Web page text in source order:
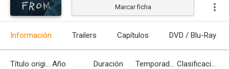
Marcar ficha
Información Trailers Capítulos DVD / Blu-Ray
Título original Año Duración Temporadas Clasificación por edades